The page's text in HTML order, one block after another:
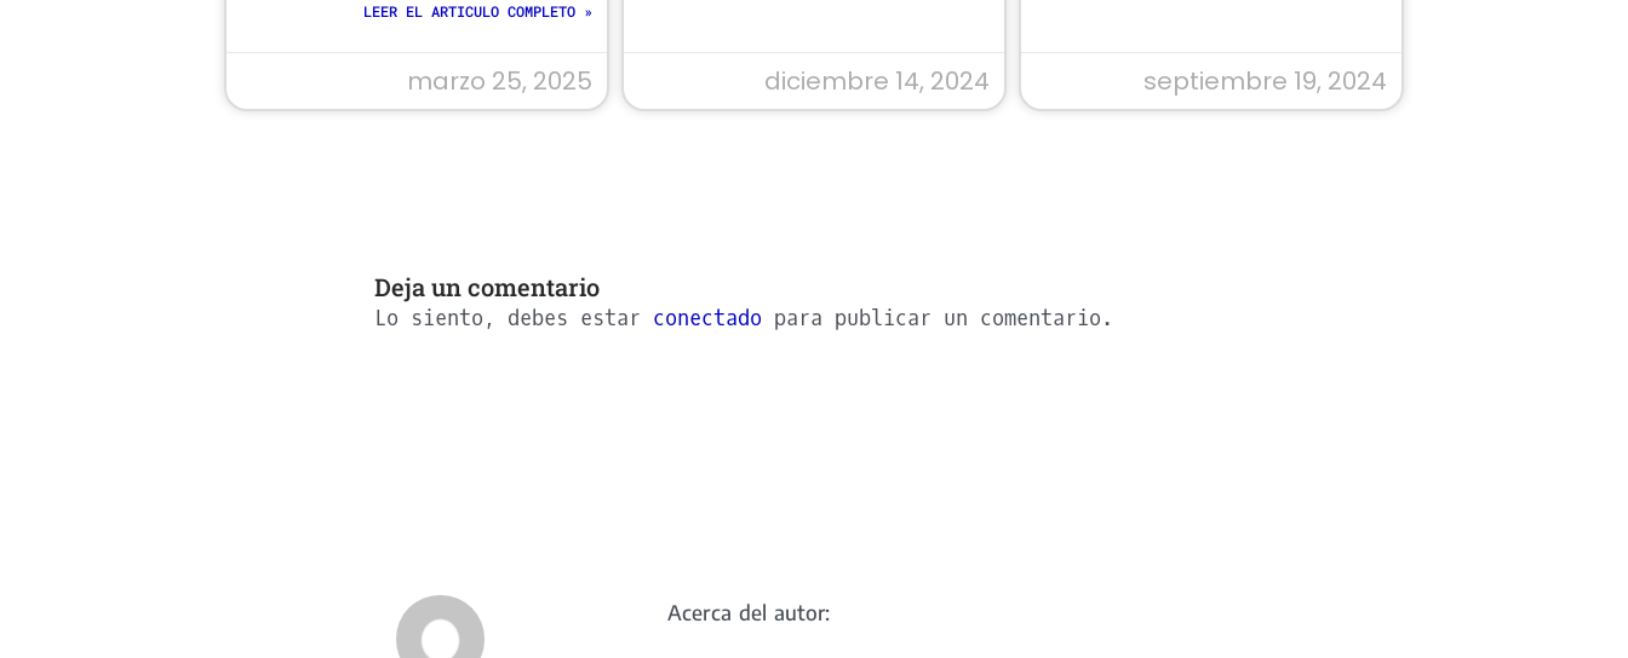
LEER EL ARTICULO COMPLETO »
marzo 25, 2025 diciembre 14, 2024 septiembre 19, 2024
Deja un comentario
Lo siento, debes estar conectado para publicar un comentario.
Acerca del autor: